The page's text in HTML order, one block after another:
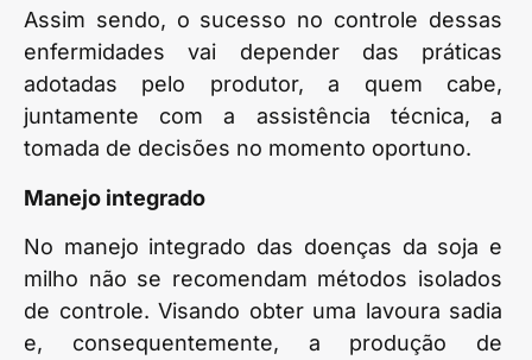
Assim sendo, o sucesso no controle dessas
enfermidades vai depender das práticas
adotadas pelo produtor, a quem cabe,
juntamente com a assistência técnica, a
tomada de decisões no momento oportuno.
Manejo integrado
No manejo integrado das doenças da soja e
milho não se recomendam métodos isolados
de controle. Visando obter uma lavoura sadia
e, consequentemente, a produção de